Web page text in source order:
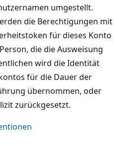
umgestellt.
die Berechtigungen mit
für dieses Konto
die die Ausweisung
wird die Identität
für die Dauer der
übernommen, oder
zurückgesetzt.